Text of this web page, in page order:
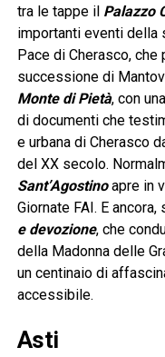
tra le tappe il Palazzo
importanti eventi della
Pace di Cherasco,
successione di
Monte di Pietà, con
di documenti che
e urbana di Cherasco
del XX secolo.
Sant’Agostinoapre in
Giornate FAI. E ancora,
e devozione, che
della Madonna delle
un centinaio di
accessibile.
Asti